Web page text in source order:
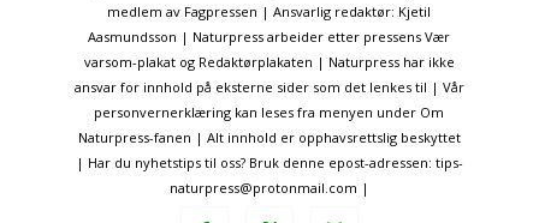
medlem av Fagpressen | Ansvarlig redaktør: Kjetil
Aasmundsson | Naturpress arbeider etter pressens Vær
varsom-plakat og Redaktørplakaten | Naturpress har ikke
ansvar for innhold på eksterne sider som det lenkes til | Vår
personvernerklæring kan leses fra menyen under Om
Naturpress-fanen | Alt innhold er opphavsrettslig beskyttet
| Har du nyhetstips til oss? Bruk denne epost-adressen: tips-
naturpress@protonmail.com |